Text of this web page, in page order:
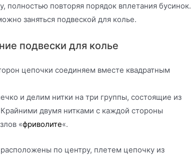
полностью повторяя порядок вплетания бусинок.
заняться подвеской для колье.
подвески для колье
цепочки соединяем вместе квадратным
и делим нитки на три группы, состоящие из
двумя нитками с каждой стороны
«фриволите«.
по центру, плетем цепочку из